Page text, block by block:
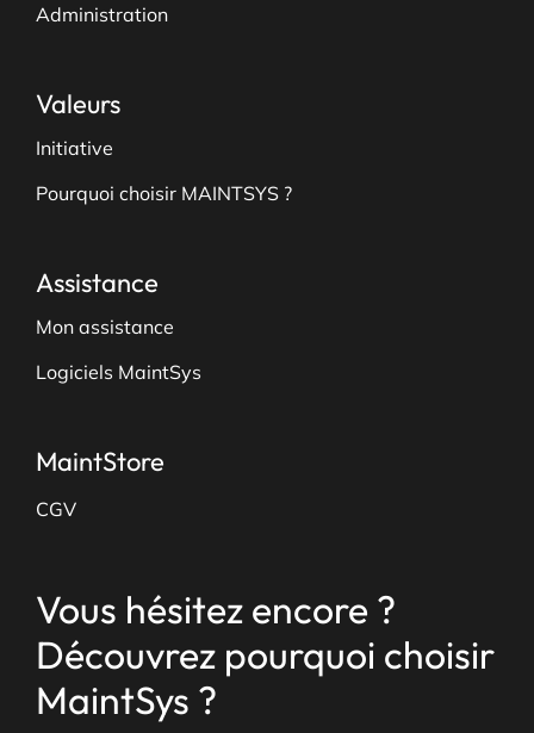
Administration
Valeurs
Initiative
Pourquoi choisir MAINTSYS ?
Assistance
Mon assistance
Logiciels MaintSys
MaintStore
CGV
Vous hésitez encore ?
Découvrez pourquoi choisir
MaintSys ?